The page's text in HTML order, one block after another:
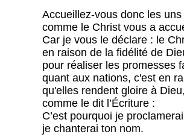
Accueillez-vous donc les
comme le Christ vous a
Car je vous le déclare : le
en raison de la fidélité de
pour réaliser les promesses
quant aux nations, c'est en
qu'elles rendent gloire à
comme le dit l’Écriture :
C’est pourquoi je
je chanterai ton nom.